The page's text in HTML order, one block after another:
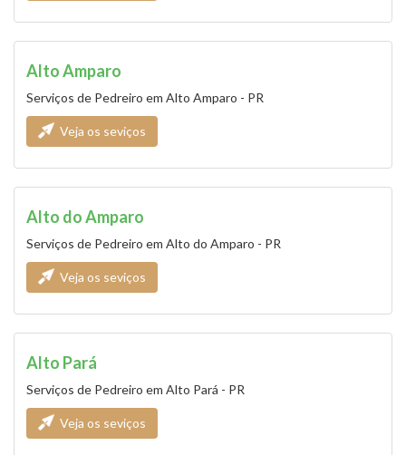
Alto Amparo
Serviços de Pedreiro em Alto Amparo - PR
Veja os seviços
Alto do Amparo
Serviços de Pedreiro em Alto do Amparo - PR
Veja os seviços
Alto Pará
Serviços de Pedreiro em Alto Pará - PR
Veja os seviços